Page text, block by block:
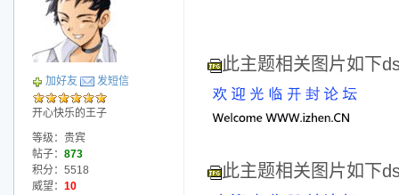
加好友 发短信
开心快乐的王子
等级：贵宾
帖子： 873
积分：5518
威望： 10
此主题相关图片如下
此主题相关图片如下